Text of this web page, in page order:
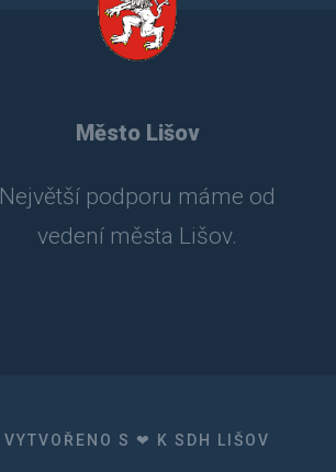
Město Lišov
Největší podporu máme od
vedení města Lišov.
VYTVOŘENO S ❤ K SDH LIŠOV